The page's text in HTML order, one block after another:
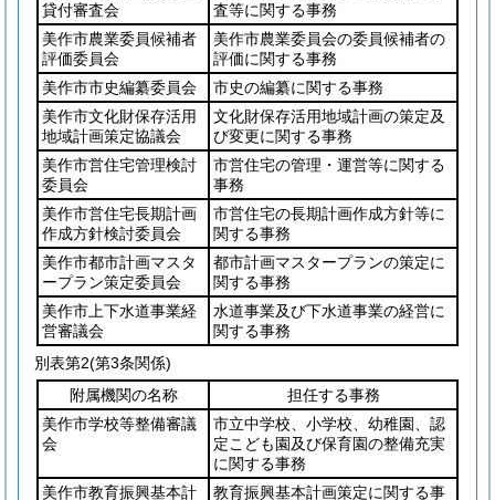
貸付審査会
査等に関する事務
美作市農業委員候補者
評価委員会
美作市農業委員会の委員候補者の
評価に関する事務
美作市市史編纂委員会
市史の編纂に関する事務
美作市文化財保存活用
地域計画策定協議会
文化財保存活用地域計画の策定及
び変更に関する事務
美作市営住宅管理検討
委員会
市営住宅の管理・運営等に関する
事務
美作市営住宅長期計画
作成方針検討委員会
市営住宅の長期計画作成方針等に
関する事務
美作市都市計画マスタ
ープラン策定委員会
都市計画マスタープランの策定に
関する事務
美作市上下水道事業経
営審議会
水道事業及び下水道事業の経営に
関する事務
別表第2(第3条関係)
附属機関の名称
担任する事務
美作市学校等整備審議
会
市立中学校、小学校、幼稚園、認
定こども園及び保育園の整備充実
に関する事務
美作市教育振興基本計
教育振興基本計画策定に関する事